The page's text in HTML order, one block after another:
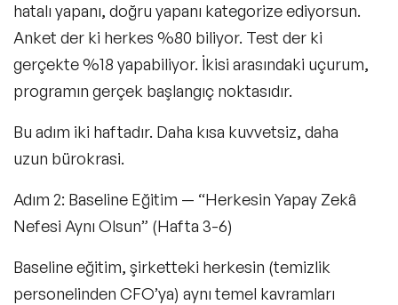
hatalı yapanı, doğru yapanı kategorize ediyorsun.
Anket der ki herkes %80 biliyor. Test der ki
gerçekte %18 yapabiliyor. İkisi arasındaki uçurum,
programın gerçek başlangıç noktasıdır.
Bu adım iki haftadır. Daha kısa kuvvetsiz, daha
uzun bürokrasi.
Adım 2: Baseline Eğitim — “Herkesin Yapay Zekâ
Nefesi Aynı Olsun” (Hafta 3-6)
Baseline eğitim, şirketteki herkesin (temizlik
personelinden CFO’ya) aynı temel kavramları